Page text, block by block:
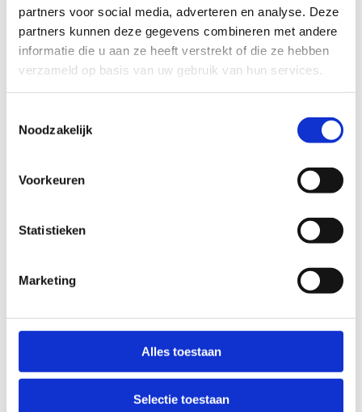
partners voor social media, adverteren en analyse. Deze
partners kunnen deze gegevens combineren met andere
informatie die u aan ze heeft verstrekt of die ze hebben
verzameld op basis van uw gebruik van hun services.
Noodzakelijk
Voorkeuren
Statistieken
Marketing
Alles toestaan
Selectie toestaan
FYSIEKE INSPANNING
licht zwaar
TIP: ontbrekende signalisatie kan je melden via het
STAAT VAN PARCOURS(ONDERGROND, BEGROEIING, ONDERHOUD)
goed